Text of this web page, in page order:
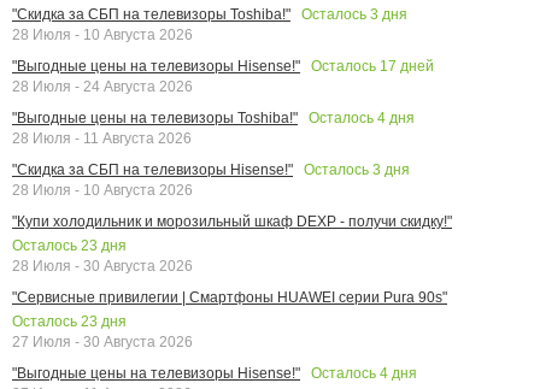
"Скидка за СБП на телевизоры Toshiba!"
Осталось 3 дня
28 Июля - 10 Августа 2026
"Выгодные цены на телевизоры Hisense!"
Осталось 17 дней
28 Июля - 24 Августа 2026
"Выгодные цены на телевизоры Toshiba!"
Осталось 4 дня
28 Июля - 11 Августа 2026
"Скидка за СБП на телевизоры Hisense!"
Осталось 3 дня
28 Июля - 10 Августа 2026
"Купи холодильник и морозильный шкаф DEXP - получи скидку!"
Осталось 23 дня
28 Июля - 30 Августа 2026
"Сервисные привилегии | Смартфоны HUAWEI серии Pura 90s"
Осталось 23 дня
27 Июля - 30 Августа 2026
"Выгодные цены на телевизоры Hisense!"
Осталось 4 дня